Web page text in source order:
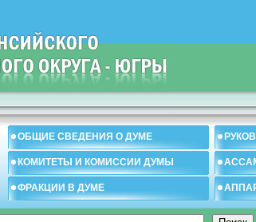
ОБЩИЕ СВЕДЕНИЯ О ДУМЕ
КОМИТЕТЫ И КОМИССИИ ДУМЫ
ФРАКЦИИ В ДУМЕ